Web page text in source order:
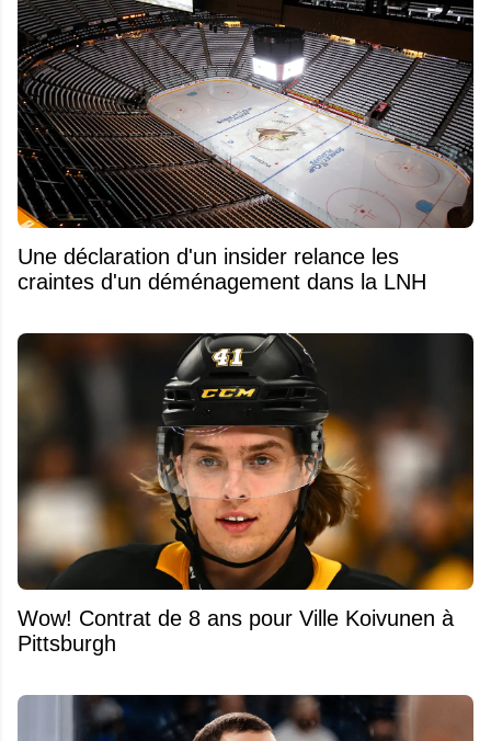
Une déclaration d'un insider relance les
craintes d'un déménagement dans la LNH
Wow! Contrat de 8 ans pour Ville Koivunen à
Pittsburgh